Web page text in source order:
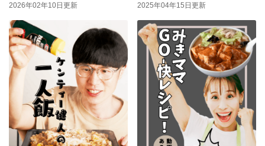
2026年02年10日更新 2025年04年15日更新